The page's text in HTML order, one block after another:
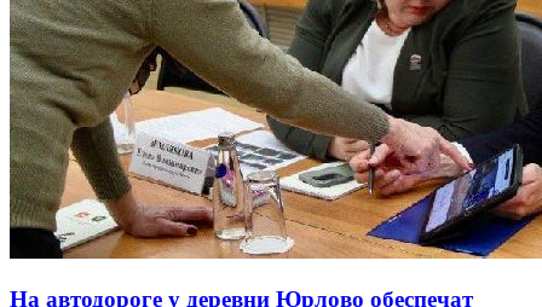
На автодороге у деревни Юрлово обеспечат